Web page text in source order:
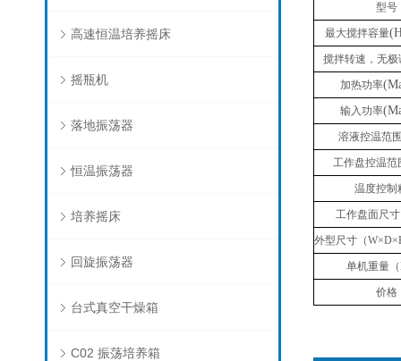
高速恒温培养摇床
摇瓶机
落地振荡器
恒温振荡器
培养摇床
回旋振荡器
台式真空干燥箱
C02 振荡培养箱
型号
最大搅拌容量
搅拌转速，无极
加热功率
输入功率
溶液控温范
工作盘控温
温度控制
工作盘面尺
外型尺寸（W×D×
单机重量（
价格